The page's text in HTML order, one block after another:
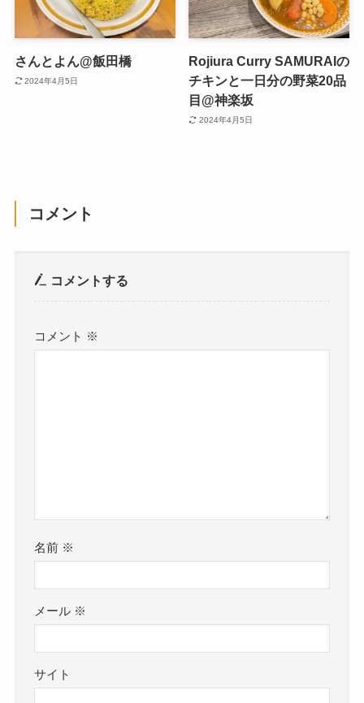
さんとよん@飯田橋
2024年4月5日
Rojiura Curry SAMURAIの
チキンと一日分の野菜20品
目@神楽坂
2024年4月5日
コメント
コメントする
コメント ※
名前 ※
メール ※
サイト